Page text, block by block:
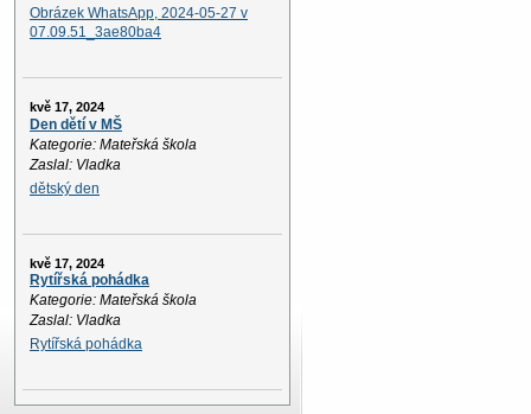
Obrázek WhatsApp, 2024-05-27 v
07.09.51_3ae80ba4
kvě 17, 2024
Den dětí v MŠ
Kategorie: Mateřská škola
Zaslal: Vladka
dětský den
kvě 17, 2024
Rytířská pohádka
Kategorie: Mateřská škola
Zaslal: Vladka
Rytířská pohádka